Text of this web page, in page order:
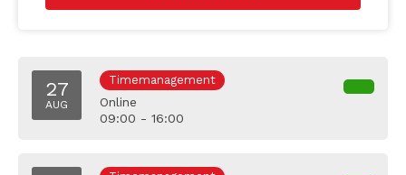
27
AUG
Timemanagement
Online
09:00 - 16:00